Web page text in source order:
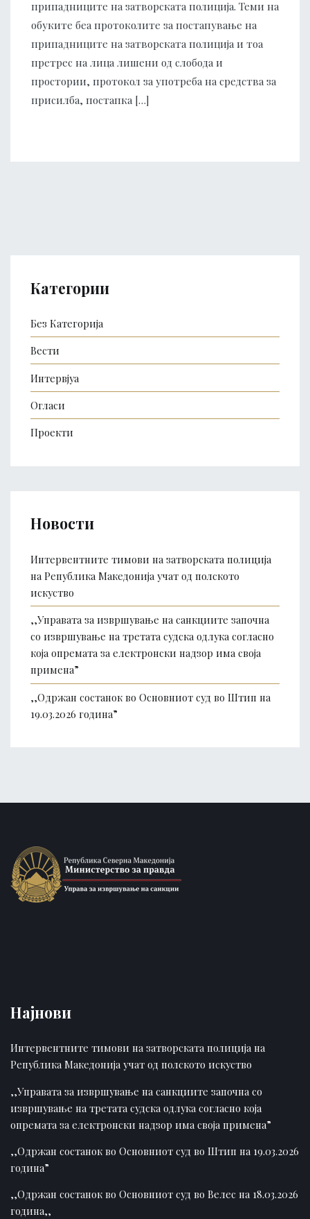
припадниците на затворската полиција. Теми на
обуките беа протоколите за постапување на
припадниците на затворската полиција и тоа
претрес на лица лишени од слобода и
простории, протокол за употреба на средства за
присилба, постапка […]
Категории
Без Категорија
Вести
Интервјуа
Огласи
Проекти
Новости
Интервентните тимови на затворската полиција
на Република Македонија учат од полското
искуство
,,Управата за извршување на санкциите започна
со извршување на третата судска одлука согласно
која опремата за електронски надзор има своја
примена”
,,Одржан состанок во Основниот суд во Штип на
19.03.2026 година”
Најнови
Интервентните тимови на затворската полиција на
Република Македонија учат од полското искуство
,,Управата за извршување на санкциите започна со
извршување на третата судска одлука согласно која
опремата за електронски надзор има своја примена”
,,Одржан состанок во Основниот суд во Штип на 19.03.2026
година”
,,Одржан состанок во Основниот суд во Велес на 18.03.2026
година,,